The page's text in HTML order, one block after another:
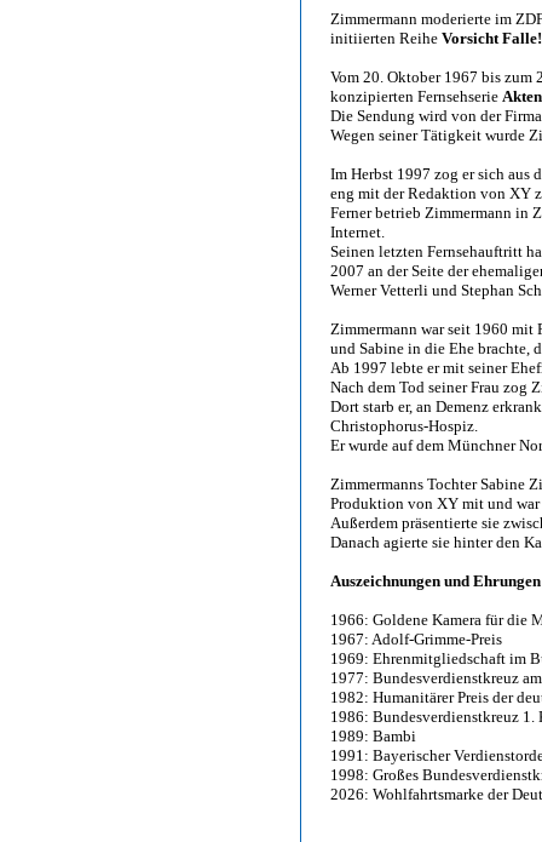
Zimmermann moderierte im
initiierten Reihe Vorsicht
Vom 20. Oktober 1967 bis zum
konzipierten Fernsehserie
Die Sendung wird von der
Wegen seiner Tätigkeit wurde
Im Herbst 1997 zog er sich aus
eng mit der Redaktion von XY
Ferner betrieb Zimmermann in
Internet.
Seinen letzten Fernsehauftritt
2007 an der Seite der
Werner Vetterli und Stephan
Zimmermann war seit 1960 mit
und Sabine in die Ehe brachte,
Ab 1997 lebte er mit seiner
Nach dem Tod seiner Frau zog
Dort starb er, an Demenz
Christophorus-Hospiz.
Er wurde auf dem Münchner
Zimmermanns Tochter Sabine
Produktion von XY mit und
Außerdem präsentierte sie
Danach agierte sie hinter den
Auszeichnungen und Ehrungen
1966: Goldene Kamera für die
1967: Adolf-Grimme-Preis
1969: Ehrenmitgliedschaft im
1977: Bundesverdienstkreuz
1982: Humanitärer Preis der
1986: Bundesverdienstkreuz 1.
1989: Bambi
1991: Bayerischer
1998: Großes
2026: Wohlfahrtsmarke der